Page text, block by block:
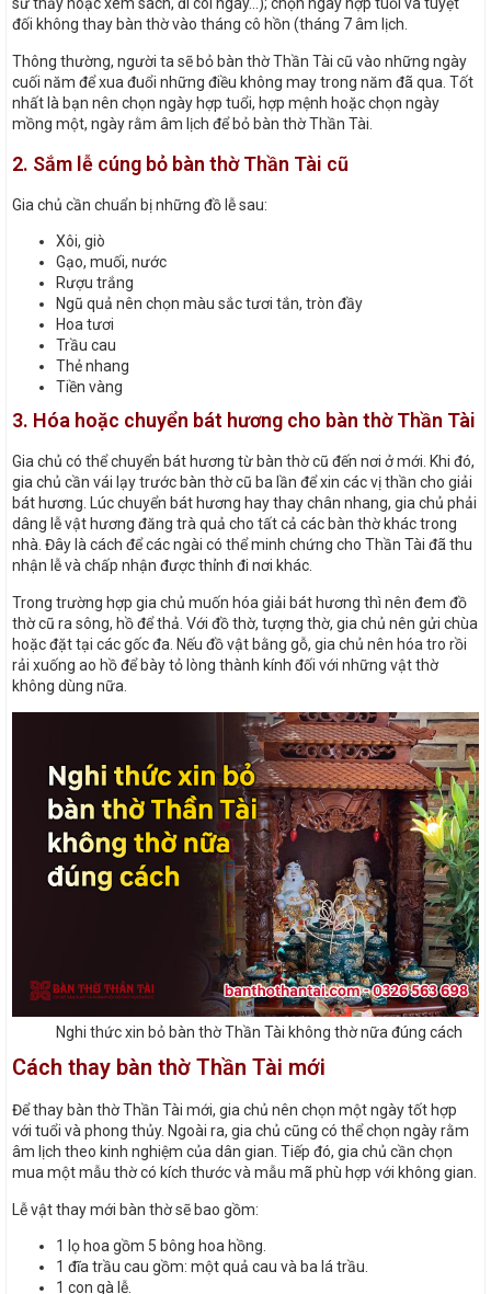
sư thầy hoặc xem sách, đi coi ngày…); chọn ngày hợp tuổi và tuyệt
đối không thay bàn thờ vào tháng cô hồn (tháng 7 âm lịch.
Thông thường, người ta sẽ bỏ bàn thờ Thần Tài cũ vào những ngày
cuối năm để xua đuổi những điều không may trong năm đã qua. Tốt
nhất là bạn nên chọn ngày hợp tuổi, hợp mệnh hoặc chọn ngày
mồng một, ngày rằm âm lịch để bỏ bàn thờ Thần Tài.
2. Sắm lễ cúng bỏ bàn thờ Thần Tài cũ
Gia chủ cần chuẩn bị những đồ lễ sau:
Xôi, giò
Gạo, muối, nước
Rượu trắng
Ngũ quả nên chọn màu sắc tươi tắn, tròn đầy
Hoa tươi
Trầu cau
Thẻ nhang
Tiền vàng
3. Hóa hoặc chuyển bát hương cho bàn thờ Thần Tài
Gia chủ có thể chuyển bát hương từ bàn thờ cũ đến nơi ở mới. Khi đó,
gia chủ cần vái lạy trước bàn thờ cũ ba lần để xin các vị thần cho giải
bát hương. Lúc chuyển bát hương hay thay chân nhang, gia chủ phải
dâng lễ vật hương đăng trà quả cho tất cả các bàn thờ khác trong
nhà. Đây là cách để các ngài có thể minh chứng cho Thần Tài đã thu
nhận lễ và chấp nhận được thỉnh đi nơi khác.
Trong trường hợp gia chủ muốn hóa giải bát hương thì nên đem đồ
thờ cũ ra sông, hồ để thả. Với đồ thờ, tượng thờ, gia chủ nên gửi chùa
hoặc đặt tại các gốc đa. Nếu đồ vật bằng gỗ, gia chủ nên hóa tro rồi
rải xuống ao hồ để bày tỏ lòng thành kính đối với những vật thờ
không dùng nữa.
Nghi thức xin bỏ bàn thờ Thần Tài không thờ nữa đúng cách
Cách thay bàn thờ Thần Tài mới
Để thay bàn thờ Thần Tài mới, gia chủ nên chọn một ngày tốt hợp
với tuổi và phong thủy. Ngoài ra, gia chủ cũng có thể chọn ngày rằm
âm lịch theo kinh nghiệm của dân gian. Tiếp đó, gia chủ cần chọn
mua một mẫu thờ có kích thước và mẫu mã phù hợp với không gian.
Lễ vật thay mới bàn thờ sẽ bao gồm:
1 lọ hoa gồm 5 bông hoa hồng.
1 đĩa trầu cau gồm: một quả cau và ba lá trầu.
1 con gà lễ.